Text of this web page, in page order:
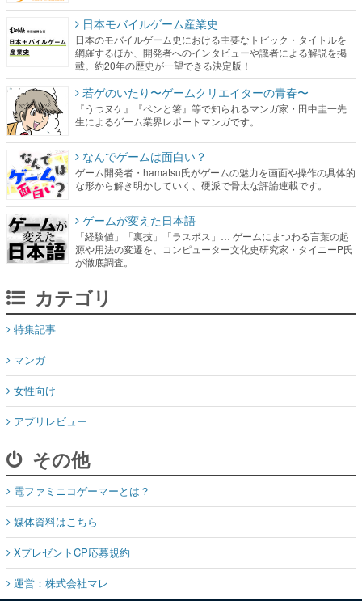
若ゲのいたり〜ゲームクリエイターの青春〜
『うつヌケ』『ペンと箸』等で知られるマンガ家・田中圭一先
生によるゲーム業界レポートマンガです。
なんでゲームは面白い？
ゲーム開発者・hamatsu氏がゲームの魅力を画面や操作の具体的
な形から解き明かしていく、硬派で骨太な評論連載です。
ゲームが変えた日本語
「経験値」「裏技」「ラスボス」… ゲームにまつわる言葉の起
源や用法の変遷を、コンピューター文化史研究家・タイニーP氏
カテゴリ
マンガ
女性向け
アプリレビュー
その他
電ファミニコゲーマーとは？
媒体資料はこちら
XプレゼントCP応募規約
運営：株式会社マレ